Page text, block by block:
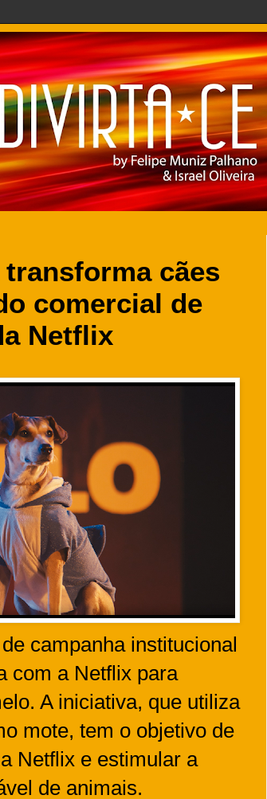
cães
comercial de
Netflix
campanha institucional
com a Netflix para
A iniciativa, que utiliza
mote, tem o objetivo de
Netflix e estimular a
de animais.